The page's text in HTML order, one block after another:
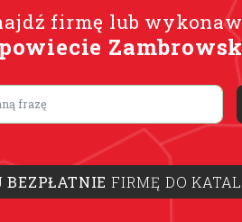
firmę lub
BEZPŁATNIE FIRMĘ DO